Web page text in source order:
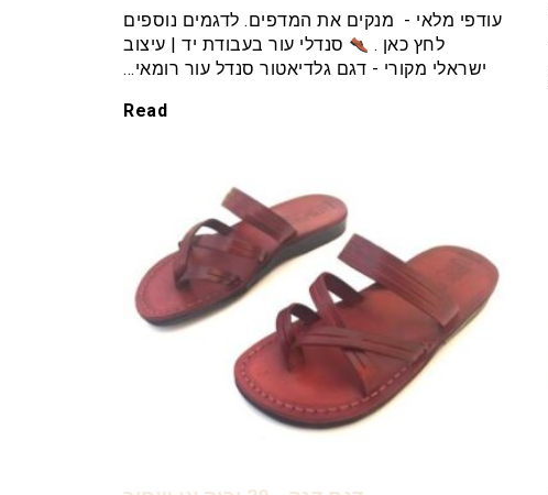
עודפי מלאי - מנקים את המדפים. לדגמים נוספים
לחץ כאן .
סנדלי עור בעבודת יד | עיצוב
ישראלי מקורי - דגם גלדיאטור סנדל עור רומאי…
Read